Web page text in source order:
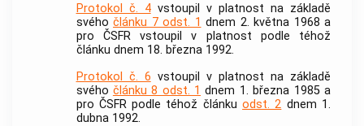
Protokol č. 4vstoupil v platnost na základě
svého článku 7 odst. 1 dnem 2. května 1968 a
pro ČSFR vstoupil v platnost podle téhož
článku dnem 18. března 1992.
Protokol č. 6 vstoupil v platnost na základě
svého článku 8 odst. 1 dnem 1. března 1985 a
pro ČSFR podle téhož článkuodst. 2 dnem 1.
dubna 1992.